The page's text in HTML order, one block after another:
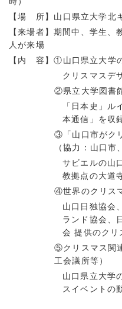
【場 所】山口県立大学北
【来場者】期間中、学生
人が来場
【内 容】①山口県立大学
クリスマスデ
②県立大学図書
「日本史」ル
本通信」を収
③「山口市がク
（協力：山口市
サビエルの山
教拠点の大道
④世界のクリス
山口日独協会
ランド協会、
会 提供のクリ
⑤クリスマス関
工会議所等）
山口県立大学
スイベントの